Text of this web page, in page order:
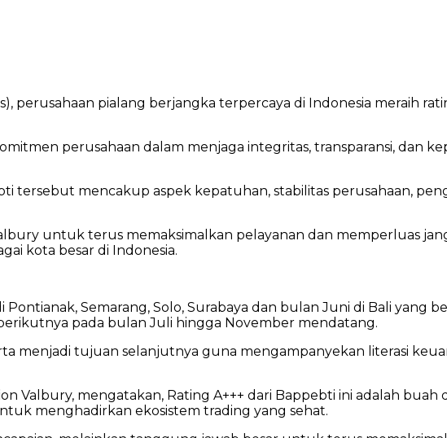
perusahaan pialang berjangka terpercaya di Indonesia meraih
perusahaan dalam menjaga integritas, transparansi, dan
tersebut mencakup aspek kepatuhan, stabilitas perusahaan,
untuk terus memaksimalkan pelayanan dan memperluas
kota besar di Indonesia.
Semarang, Solo, Surabaya dan bulan Juni di Bali yang
pada bulan Juli hingga November mendatang.
menjadi tujuan selanjutnya guna mengampanyekan literasi
Valbury, mengatakan, Rating A+++ dari Bappebti ini adalah buah
menghadirkan ekosistem trading yang sehat.